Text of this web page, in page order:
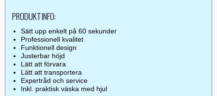
PRODUKTINFO:
Sätt upp enkelt på 60 sekunder
Professionell kvalitet
Funktionell design
Justerbar höjd
Lätt att förvara
Lätt att transportera
Expertråd och service
Inkl. praktisk väska med hjul